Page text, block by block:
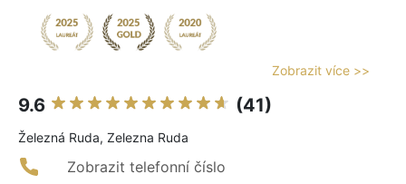
Zobrazit více >>
9.6 (41)
Železná Ruda, Zelezna Ruda
Zobrazit telefonní číslo